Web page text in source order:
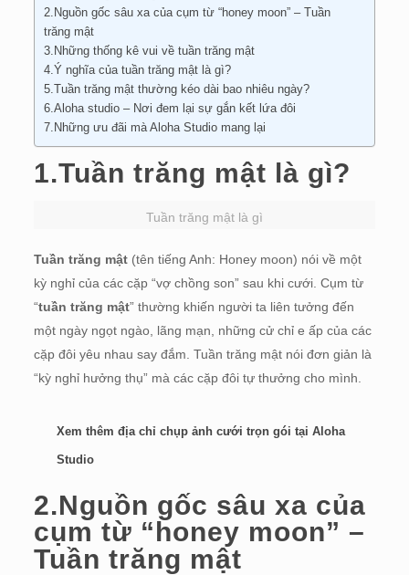
2.Nguồn gốc sâu xa của cụm từ “honey moon” – Tuần
trăng mật
3.Những thống kê vui về tuần trăng mật
4.Ý nghĩa của tuần trăng mật là gì?
5.Tuần trăng mật thường kéo dài bao nhiêu ngày?
6.Aloha studio – Nơi đem lại sự gắn kết lứa đôi
7.Những ưu đãi mà Aloha Studio mang lại
1.Tuần trăng mật là gì?
Tuần trăng mật là gì
Tuần trăng mật(tên tiếng Anh: Honey moon) nói về một
kỳ nghỉ của các cặp “vợ chồng son” sau khi cưới. Cụm từ
“tuần trăng mật” thường khiến người ta liên tưởng đến
một ngày ngọt ngào, lãng mạn, những cử chỉ e ấp của các
cặp đôi yêu nhau say đắm. Tuần trăng mật nói đơn giản là
“kỳ nghỉ hưởng thụ” mà các cặp đôi tự thưởng cho mình.
Xem thêm địa chỉ chụp ảnh cưới trọn gói tại Aloha
Studio
2.Nguồn gốc sâu xa của
cụm từ “honey moon” –
Tuần trăng mật